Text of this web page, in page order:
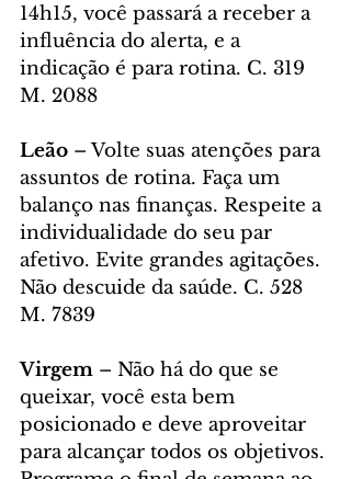
14h15, você passará a receber a
influência do alerta, e a
indicação é para rotina. C. 319
M. 2088
Leão – Volte suas atenções para
assuntos de rotina. Faça um
balanço nas finanças. Respeite a
individualidade do seu par
afetivo. Evite grandes agitações.
Não descuide da saúde. C. 528
M. 7839
Virgem – Não há do que se
queixar, você esta bem
posicionado e deve aproveitar
para alcançar todos os objetivos.